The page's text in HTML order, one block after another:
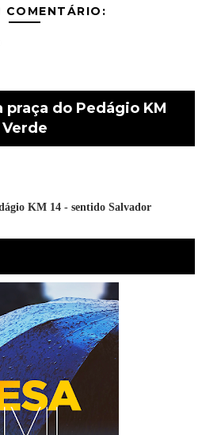
COMENTÁRIO:
praça do Pedágio KM
KM 14 - sentido Salvador